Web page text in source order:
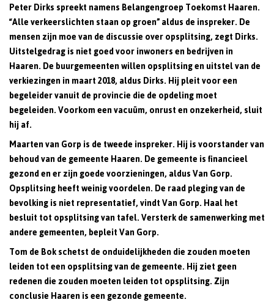
Peter Dirks spreekt namens Belangengroep Toekomst Haaren.
“Alle verkeerslichten staan op groen” aldus de inspreker. De
mensen zijn moe van de discussie over opsplitsing, zegt Dirks.
Uitstelgedrag is niet goed voor inwoners en bedrijven in
Haaren. De buurgemeenten willen opsplitsing en uitstel van de
verkiezingen in maart 2018, aldus Dirks. Hij pleit voor een
begeleider vanuit de provincie die de opdeling moet
begeleiden. Voorkom een vacuüm, onrust en onzekerheid, sluit
hij af.
Maarten van Gorp is de tweede inspreker. Hij is voorstander van
behoud van de gemeente Haaren. De gemeente is financieel
gezond en er zijn goede voorzieningen, aldus Van Gorp.
Opsplitsing heeft weinig voordelen. De raad pleging van de
bevolking is niet representatief, vindt Van Gorp. Haal het
besluit tot opsplitsing van tafel. Versterk de samenwerking met
andere gemeenten, bepleit Van Gorp.
Tom de Bok schetst de onduidelijkheden die zouden moeten
leiden tot een opsplitsing van de gemeente. Hij ziet geen
redenen die zouden moeten leiden tot opsplitsing. Zijn
conclusie Haaren is een gezonde gemeente.